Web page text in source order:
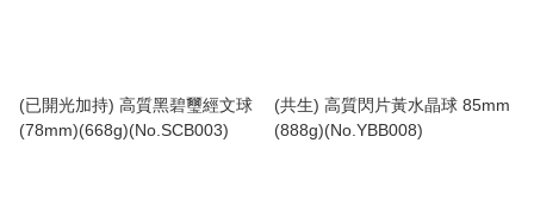
(已開光加持) 高質黑碧璽經文球
(78mm)(668g)(No.SCB003)
(共生) 高質閃片黃水晶球 85mm
(888g)(No.YBB008)